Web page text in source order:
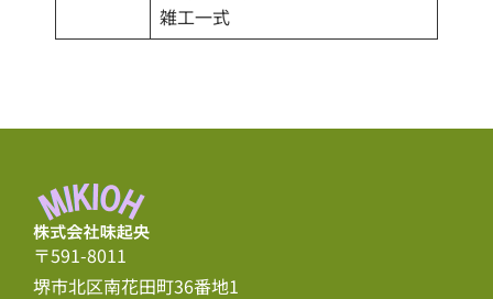
雑工一式
〒591-8011
堺市北区南花田町36番地1